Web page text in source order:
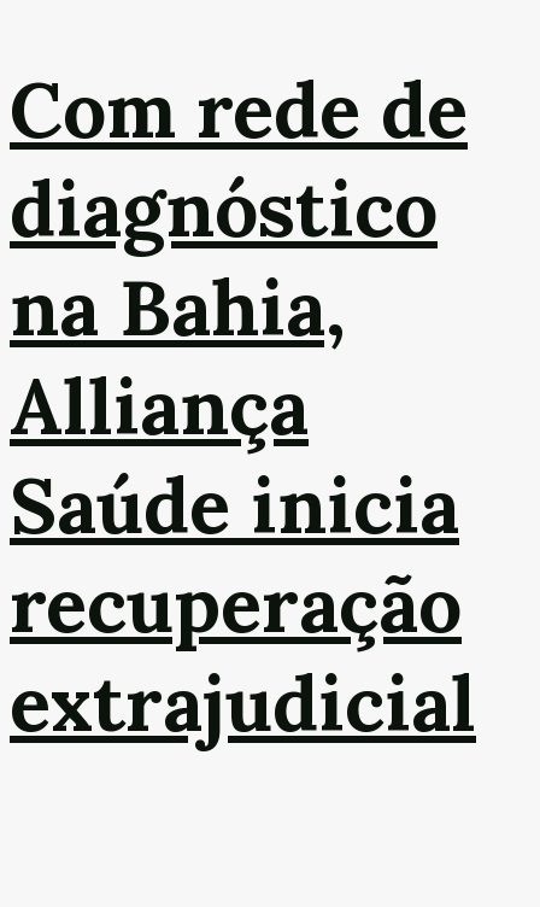
Com rede de
diagnóstico
na Bahia,
Alliança
Saúde inicia
recuperação
extrajudicial